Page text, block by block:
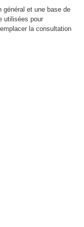
général et une base de
utilisées pour
la consultation